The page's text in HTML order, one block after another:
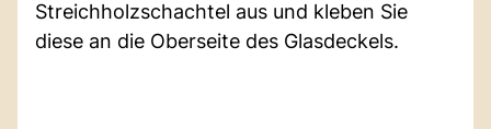
Streichholzschachtel aus und kleben Sie
diese an die Oberseite des Glasdeckels.